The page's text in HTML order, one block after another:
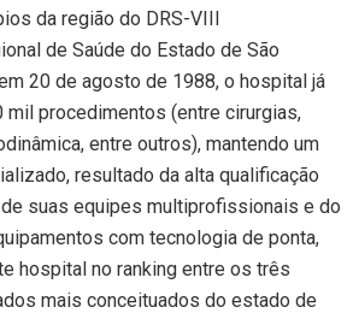
da região do DRS-VIII
de Saúde do Estado de São
20 de agosto de 1988, o hospital já
mil procedimentos (entre cirurgias,
entre outros), mantendo um
resultado da alta qualificação
suas equipes multiprofissionais e do
com tecnologia de ponta,
hospital no ranking entre os três
mais conceituados do estado de